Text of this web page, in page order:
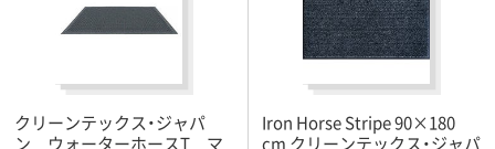
クリーンテックス・ジャパ
ン ウォーターホースT マ
Iron Horse Stripe 90×180
cm クリーンテックス・ジャパ